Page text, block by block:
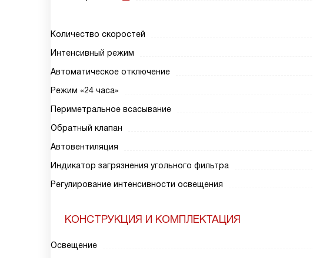
Количество скоростей
Интенсивный режим
Автоматическое отключение
Режим «24 часа»
Периметральное всасывание
Обратный клапан
Автовентиляция
Индикатор загрязнения угольного фильтра
Регулирование интенсивности освещения
КОНСТРУКЦИЯ И КОМПЛЕКТАЦИЯ
Освещение